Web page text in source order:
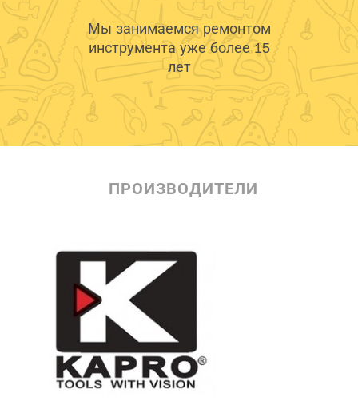
Мы занимаемся ремонтом
инструмента уже более 15
лет
ПРОИЗВОДИТЕЛИ